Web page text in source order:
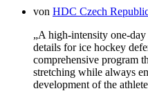
von HDC Czech
„A high-intensity one-
details for ice hockey
comprehensive program
stretching while always
development of the